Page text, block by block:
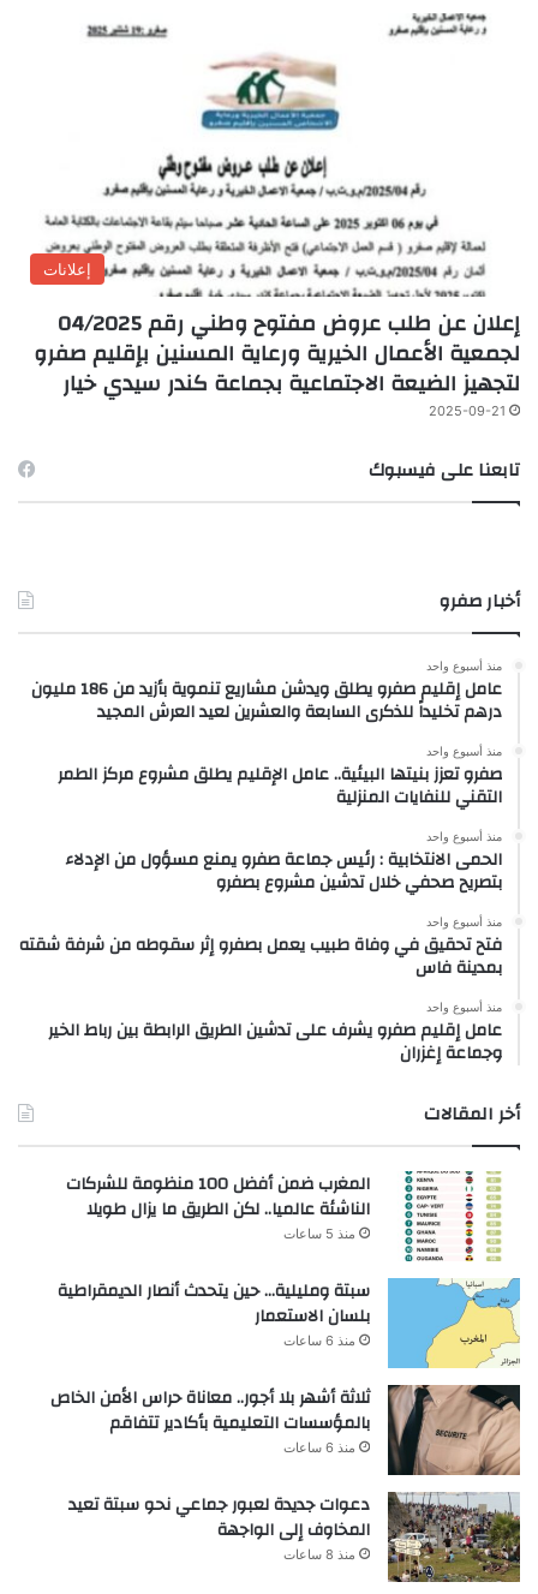
إعلانات
إعلان عن طلب عروض مفتوح وطني رقم 04/2025
لجمعية الأعمال الخيرية ورعاية المسنين بإقليم صفرو
لتجهيز الضيعة الاجتماعية بجماعة كندر سيدي خيار
2025-09-21
تابعنا على فيسبوك
أخبار صفرو
منذ أسبوع واحد
عامل إقليم صفرو يطلق ويدشن مشاريع تنموية بأزيد من 186 مليون
درهم تخليداً للذكرى السابعة والعشرين لعيد العرش المجيد
منذ أسبوع واحد
صفرو تعزز بنيتها البيئية.. عامل الإقليم يطلق مشروع مركز الطمر
التقني للنفايات المنزلية
منذ أسبوع واحد
الحمى الانتخابية : رئيس جماعة صفرو يمنع مسؤول من الإدلاء
بتصريح صحفي خلال تدشين مشروع بصفرو
منذ أسبوع واحد
فتح تحقيق في وفاة طبيب يعمل بصفرو إثر سقوطه من شرفة شقته
بمدينة فاس
منذ أسبوع واحد
عامل إقليم صفرو يشرف على تدشين الطريق الرابطة بين رباط الخير
وجماعة إغزران
أخر المقالات
المغرب ضمن أفضل 100 منظومة للشركات
الناشئة عالميا.. لكن الطريق ما يزال طويلا
منذ 5 ساعات
سبتة ومليلية… حين يتحدث أنصار الديمقراطية
بلسان الاستعمار
منذ 6 ساعات
ثلاثة أشهر بلا أجور.. معاناة حراس الأمن الخاص
بالمؤسسات التعليمية بأكادير تتفاقم
منذ 6 ساعات
دعوات جديدة لعبور جماعي نحو سبتة تعيد
المخاوف إلى الواجهة
منذ 8 ساعات